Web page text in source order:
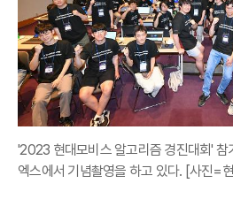
'2023 현대모비스 알고리즘 경진대회' 참
엑스에서 기념촬영을 하고 있다. [사진=